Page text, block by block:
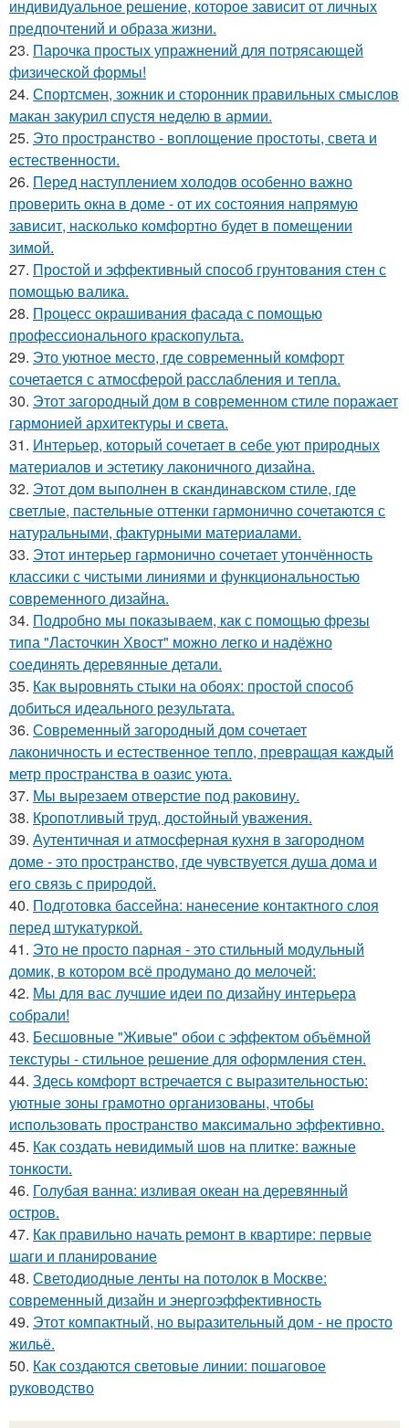
индивидуальное решение, которое зависит от личных
предпочтений и образа жизни.
23. Парочка простых упражнений для потрясающей
физической формы!
24. Спортсмен, зожник и сторонник правильных смыслов
макан закурил спустя неделю в армии.
25. Это пространство - воплощение простоты, света и
естественности.
26. Перед наступлением холодов особенно важно
проверить окна в доме - от их состояния напрямую
зависит, насколько комфортно будет в помещении
зимой.
27. Простой и эффективный способ грунтования стен с
помощью валика.
28. Процесс окрашивания фасада с помощью
профессионального краскопульта.
29. Это уютное место, где современный комфорт
сочетается с атмосферой расслабления и тепла.
30. Этот загородный дом в современном стиле поражает
гармонией архитектуры и света.
31. Интерьер, который сочетает в себе уют природных
материалов и эстетику лаконичного дизайна.
32. Этот дом выполнен в скандинавском стиле, где
светлые, пастельные оттенки гармонично сочетаются с
натуральными, фактурными материалами.
33. Этот интерьер гармонично сочетает утончённость
классики с чистыми линиями и функциональностью
современного дизайна.
34. Подробно мы показываем, как с помощью фрезы
типа "Ласточкин Хвост" можно легко и надёжно
соединять деревянные детали.
35. Как выровнять стыки на обоях: простой способ
добиться идеального результата.
36. Современный загородный дом сочетает
лаконичность и естественное тепло, превращая каждый
метр пространства в оазис уюта.
37. Мы вырезаем отверстие под раковину.
38. Кропотливый труд, достойный уважения.
39. Аутентичная и атмосферная кухня в загородном
доме - это пространство, где чувствуется душа дома и
его связь с природой.
40. Подготовка бассейна: нанесение контактного слоя
перед штукатуркой.
41. Это не просто парная - это стильный модульный
домик, в котором всё продумано до мелочей:
42. Мы для вас лучшие идеи по дизайну интерьера
собрали!
43. Бесшовные "Живые" обои с эффектом объёмной
текстуры - стильное решение для оформления стен.
44. Здесь комфорт встречается с выразительностью:
уютные зоны грамотно организованы, чтобы
использовать пространство максимально эффективно.
45. Как создать невидимый шов на плитке: важные
тонкости.
46. Голубая ванна: изливая океан на деревянный
остров.
47. Как правильно начать ремонт в квартире: первые
шаги и планирование
48. Светодиодные ленты на потолок в Москве:
современный дизайн и энергоэффективность
49. Этот компактный, но выразительный дом - не просто
жильё.
50. Как создаются световые линии: пошаговое
руководство